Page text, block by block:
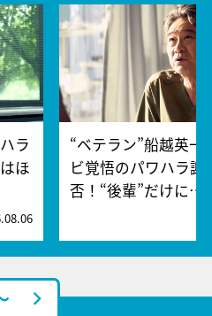
ラ
ほ
“ベテラン”船越英一
ビ覚悟のパワハラ謝
否！“後輩”だけに…